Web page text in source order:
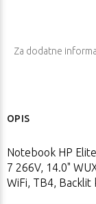
Za dodatne
OPIS
Notebook HP
7 266V, 14.0"
WiFi, TB4, Backlit